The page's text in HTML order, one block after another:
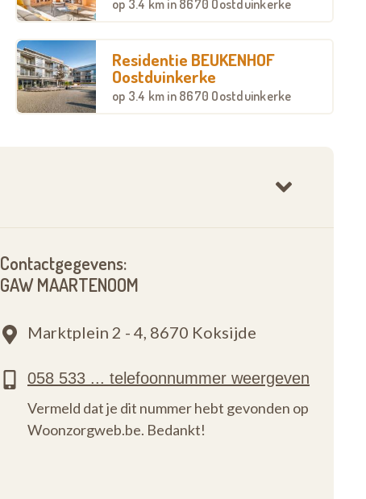
op 3.4 km in 8670 Oostduinkerke
Residentie BEUKENHOF
Oostduinkerke
op 3.4 km in 8670 Oostduinkerke
Contactgegevens:
GAW MAARTENOOM
Marktplein 2 - 4, 8670 Koksijde
Vermeld dat je dit nummer hebt gevonden op
Woonzorgweb.be. Bedankt!